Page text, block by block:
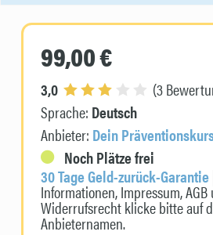
99,00 €
3,0
(3
Sprache: Deutsch
Anbieter: Dein
Noch Plätze frei
30 Tage Geld-zurück-Garantie
Informationen, Impressum, AGB
Widerrufsrecht klicke bitte auf
Anbieternamen.